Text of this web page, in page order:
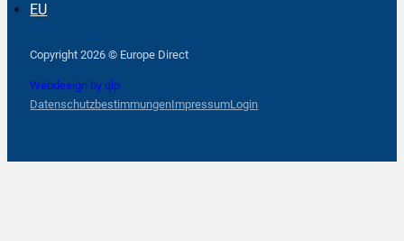
EU
Copyright 2026 © Europe Direct
Webdesign by qlp
DatenschutzbestimmungenImpressumLogin